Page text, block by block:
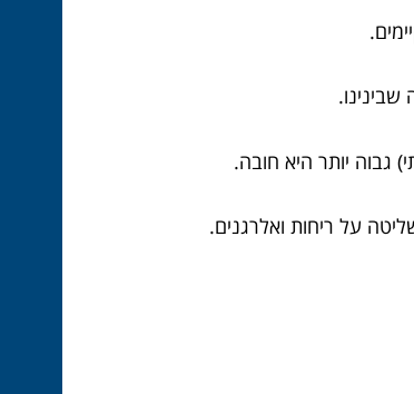
על ריחות ואלרגנים.